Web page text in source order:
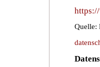
Quelle: